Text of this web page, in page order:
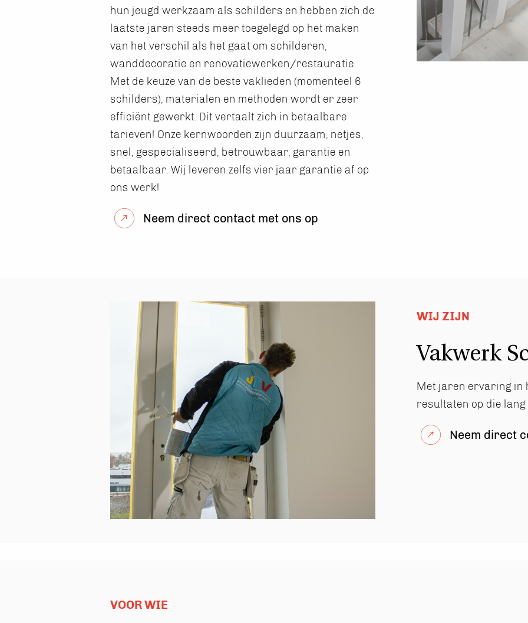
hun jeugd werkzaam als schilders en hebben zich de
laatste jaren steeds meer toegelegd op het maken
van het verschil als het gaat om schilderen,
wanddecoratie en renovatiewerken/restauratie.
Met de keuze van de beste vaklieden (momenteel 6
schilders), materialen en methoden wordt er zeer
efficiënt gewerkt. Dit vertaalt zich in betaalbare
tarieven! Onze kernwoorden zijn duurzaam, netjes,
snel, gespecialiseerd, betrouwbaar, garantie en
betaalbaar. Wij leveren zelfs vier jaar garantie af op
ons werk!
Neem direct contact met ons op
WIJ ZIJN
Vakwerk
Met jaren ervaring in
resultaten op die lang
Neem direct
VOOR WIE